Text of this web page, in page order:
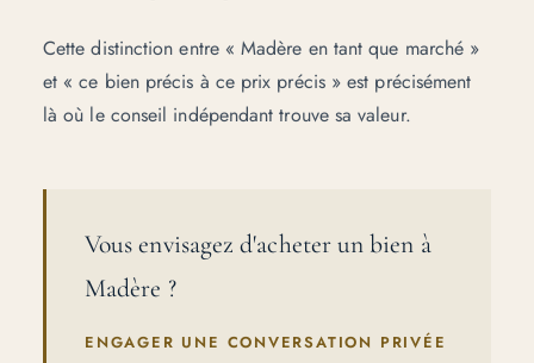
Cette distinction entre « Madère en tant que marché »
et « ce bien précis à ce prix précis » est précisément
là où le conseil indépendant trouve sa valeur.
Vous envisagez d'acheter un bien à
Madère ?
ENGAGER UNE CONVERSATION PRIVÉE